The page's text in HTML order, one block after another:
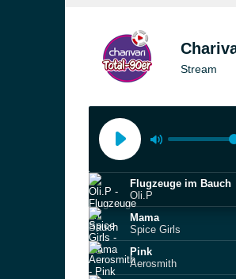
Stream
Flugzeuge im Bauch
Oli.P
Mama
Spice Girls
Pink
Aerosmith